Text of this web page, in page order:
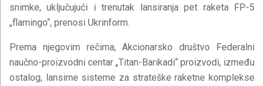
snimke, uključujući i trenutak lansiranja pet raketa FP-5
„flamingo“, prenosi Ukrinform.
Prema njegovim rečima, Akcionarsko društvo Federalni
naučno-proizvodni centar „Titan-Barikadi“ proizvodi, između
ostalog, lansirne sisteme za strateške raketne komplekse